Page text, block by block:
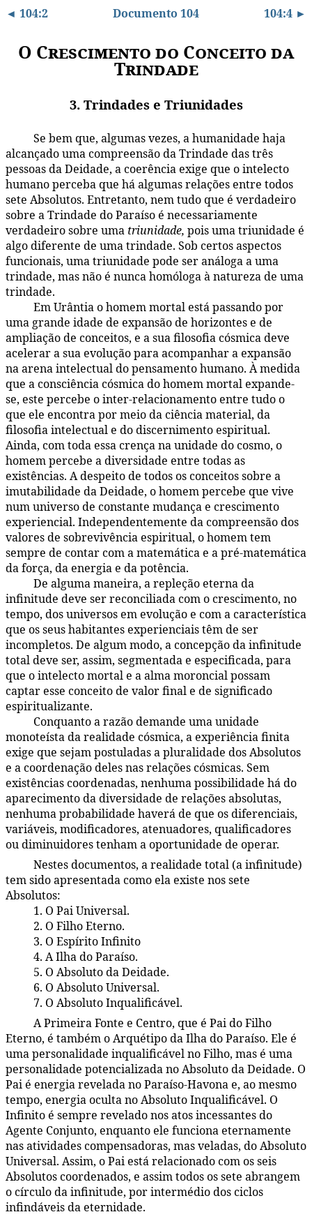
◄ 104:2 Documento 104 104:4 ►
O Crescimento do Conceito da
Trindade
3. Trindades e Triunidades
104:3.1Se bem que, algumas vezes, a humanidade haja
alcançado uma compreensão da Trindade das três
pessoas da Deidade, a coerência exige que o intelecto
humano perceba que há algumas relações entre todos
sete Absolutos. Entretanto, nem tudo que é verdadeiro
sobre a Trindade do Paraíso é necessariamente
verdadeiro sobre uma triunidade, pois uma triunidade é
algo diferente de uma trindade. Sob certos aspectos
funcionais, uma triunidade pode ser análoga a uma
trindade, mas não é nunca homóloga à natureza de uma
trindade.
Em Urântia o homem mortal está passando por
uma grande idade de expansão de horizontes e de
ampliação de conceitos, e a sua filosofia cósmica deve
acelerar a sua evolução para acompanhar a expansão
na arena intelectual do pensamento humano. À medida
que a consciência cósmica do homem mortal expande-
se, este percebe o inter-relacionamento entre tudo o
que ele encontra por meio da ciência material, da
filosofia intelectual e do discernimento espiritual.
Ainda, com toda essa crença na unidade do cosmo, o
homem percebe a diversidade entre todas as
existências. A despeito de todos os conceitos sobre a
imutabilidade da Deidade, o homem percebe que vive
num universo de constante mudança e crescimento
experiencial. Independentemente da compreensão dos
valores de sobrevivência espiritual, o homem tem
sempre de contar com a matemática e a pré-matemática
da força, da energia e da potência.
De alguma maneira, a repleção eterna da
infinitude deve ser reconciliada com o crescimento, no
tempo, dos universos em evolução e com a característica
que os seus habitantes experienciais têm de ser
incompletos. De algum modo, a concepção da infinitude
total deve ser, assim, segmentada e especificada, para
que o intelecto mortal e a alma moroncial possam
captar esse conceito de valor final e de significado
espiritualizante.
Conquanto a razão demande uma unidade
monoteísta da realidade cósmica, a experiência finita
exige que sejam postuladas a pluralidade dos Absolutos
e a coordenação deles nas relações cósmicas. Sem
existências coordenadas, nenhuma possibilidade há do
aparecimento da diversidade de relações absolutas,
nenhuma probabilidade haverá de que os diferenciais,
variáveis, modificadores, atenuadores, qualificadores
ou diminuidores tenham a oportunidade de operar.
Nestes documentos, a realidade total (a infinitude)
tem sido apresentada como ela existe nos sete
Absolutos:
1. O Pai Universal.
2. O Filho Eterno.
3. O Espírito Infinito
104:3.94. A Ilha do Paraíso.
104:3.105. O Absoluto da Deidade.
6. O Absoluto Universal.
104:3.127. O Absoluto Inqualificável.
A Primeira Fonte e Centro, que é Pai do Filho
Eterno, é também o Arquétipo da Ilha do Paraíso. Ele é
uma personalidade inqualificável no Filho, mas é uma
personalidade potencializada no Absoluto da Deidade. O
Pai é energia revelada no Paraíso-Havona e, ao mesmo
tempo, energia oculta no Absoluto Inqualificável. O
Infinito é sempre revelado nos atos incessantes do
Agente Conjunto, enquanto ele funciona eternamente
nas atividades compensadoras, mas veladas, do Absoluto
Universal. Assim, o Pai está relacionado com os seis
Absolutos coordenados, e assim todos os sete abrangem
o círculo da infinitude, por intermédio dos ciclos
infindáveis da eternidade.